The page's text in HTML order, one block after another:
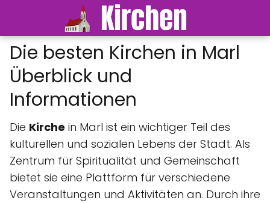
Die besten Kirchen in Marl
Überblick und
Informationen
Die Kirche in Marl ist ein wichtiger Teil des
kulturellen und sozialen Lebens der Stadt. Als
Zentrum für Spiritualität und Gemeinschaft
bietet sie eine Plattform für verschiedene
Veranstaltungen und Aktivitäten an. Durch ihre